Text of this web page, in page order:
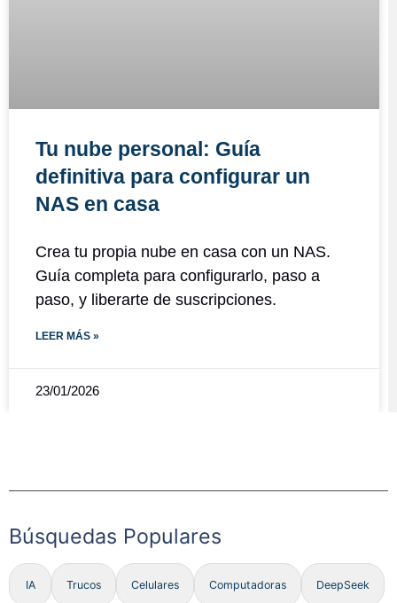
Tu nube personal: Guía
definitiva para configurar un
NAS en casa
Crea tu propia nube en casa con un NAS.
Guía completa para configurarlo, paso a
paso, y liberarte de suscripciones.
LEER MÁS »
23/01/2026
Búsquedas Populares
IA Trucos Celulares Computadoras DeepSeek